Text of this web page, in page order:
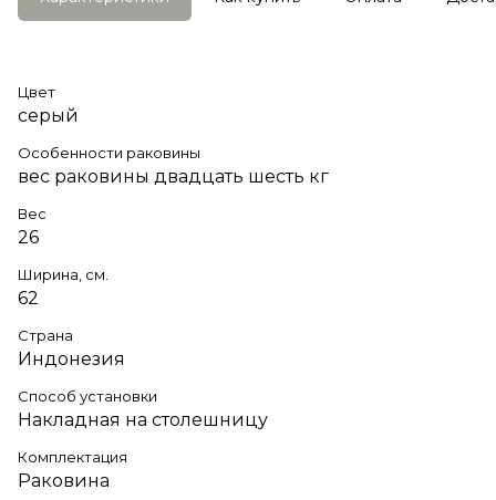
Цвет
серый
Особенности раковины
вес раковины двадцать шесть кг
Вес
26
Ширина, см.
62
Страна
Индонезия
Способ установки
Накладная на столешницу
Комплектация
Раковина